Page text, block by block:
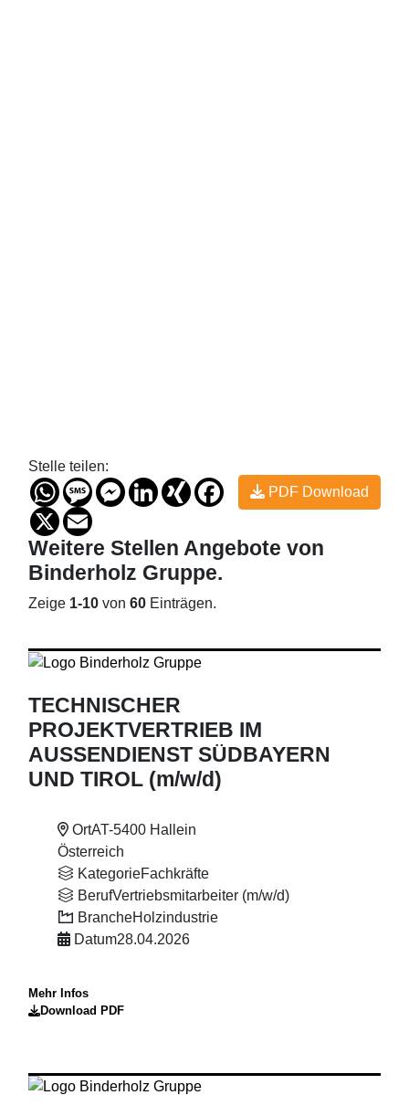
PDF Download
Stelle teilen:
WhatsAppMessageMessenger
LinkedIn
XING Facebook
X
Weitere Stellen Angebote von
Binderholz Gruppe.
Zeige 1-10 von60 Einträgen.
TECHNISCHER
PROJEKTVERTRIEB IM
AUSSENDIENST SÜDBAYERN
UND TIROL (m/w/d)
OrtAT-5400 Hallein
Österreich
KategorieFachkräfte
BerufVertriebsmitarbeiter (m/w/d)
BrancheHolzindustrie
Datum28.04.2026
Mehr Infos
Download PDF